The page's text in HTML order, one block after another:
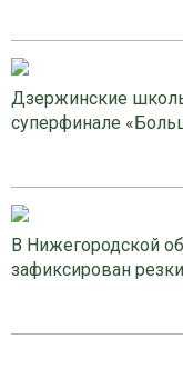
Дзержинские
суперфинале
В Нижегородской
зафиксирован